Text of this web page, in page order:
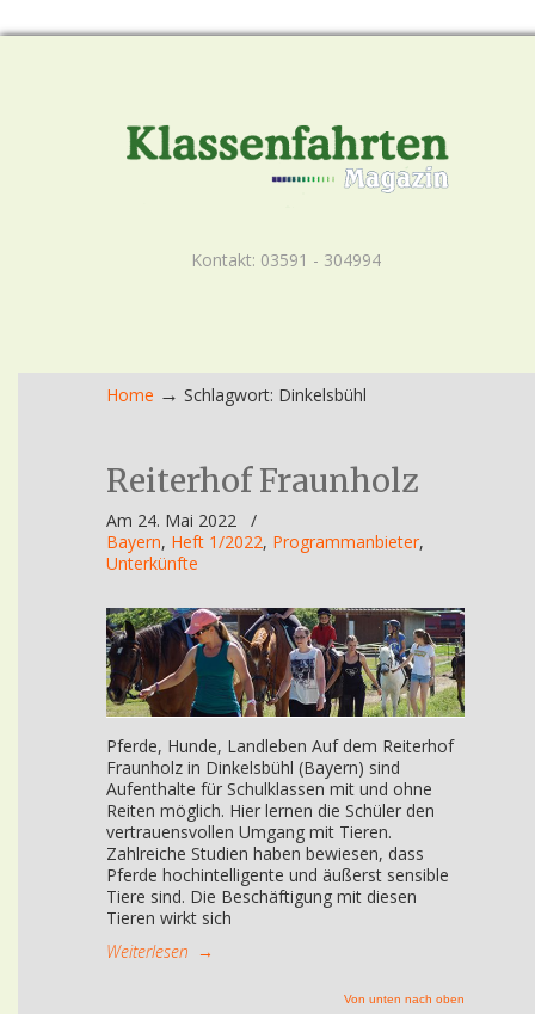
Kontakt: 03591 - 304994
Home → Schlagwort: Dinkelsbühl
Reiterhof Fraunholz
Am 24. Mai 2022
/
Bayern, Heft 1/2022, Programmanbieter,
Unterkünfte
Pferde, Hunde, Landleben Auf dem Reiterhof
Fraunholz in Dinkelsbühl (Bayern) sind
Aufenthalte für Schulklassen mit und ohne
Reiten möglich. Hier lernen die Schüler den
vertrauensvollen Umgang mit Tieren.
Zahlreiche Studien haben bewiesen, dass
Pferde hochintelligente und äußerst sensible
Tiere sind. Die Beschäftigung mit diesen
Tieren wirkt sich
Weiterlesen →
Von unten nach oben